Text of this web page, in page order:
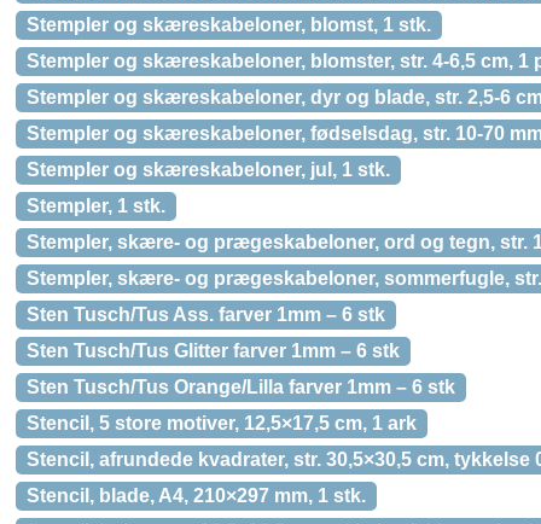
Stempler og skæreskabeloner, blomst, 1 stk.
Stempler og skæreskabeloner, blomster, str. 4-6,5 cm, 1
Stempler og skæreskabeloner, dyr og blade, str. 2,5-6
Stempler og skæreskabeloner, fødselsdag, str. 10-70
Stempler og skæreskabeloner, jul, 1 stk.
Stempler, 1 stk.
Stempler, skære- og prægeskabeloner, ord og tegn, str.
Stempler, skære- og prægeskabeloner, sommerfugle, str.
Sten Tusch/Tus Ass. farver 1mm – 6 stk
Sten Tusch/Tus Glitter farver 1mm – 6 stk
Sten Tusch/Tus Orange/Lilla farver 1mm – 6 stk
Stencil, 5 store motiver, 12,5×17,5 cm, 1 ark
Stencil, afrundede kvadrater, str. 30,5×30,5 cm, tykkelse
Stencil, blade, A4, 210×297 mm, 1 stk.